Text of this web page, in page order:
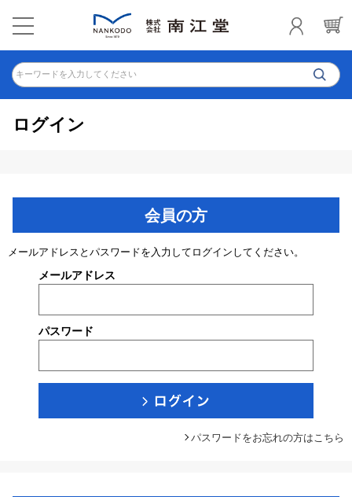
キーワードを入力してください
ログイン
会員の方
メールアドレスとパスワードを入力してログインしてください。
メールアドレス
パスワード
パスワードをお忘れの方はこちら